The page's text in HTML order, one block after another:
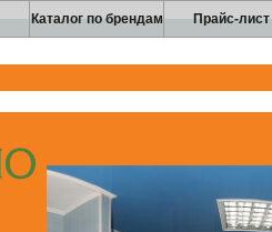
Каталог по брендам Прайс-лист